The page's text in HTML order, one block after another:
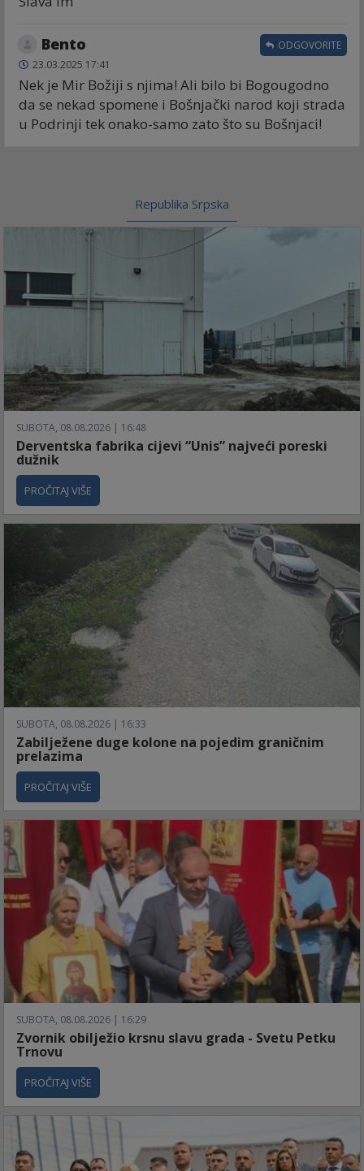
Bento
23.03.2025 17:41
Nek je Mir Božiji s njima! Ali bilo bi Bogougodno
da se nekad spomene i Bošnjački narod koji strada
u Podrinji tek onako-samo zato što su Bošnjaci!
ODGOVORITE
Republika Srpska
SUBOTA, 08.08.2026 | 16:48
Derventska fabrika cijevi “Unis” najveći poreski
dužnik
PROČITAJ VIŠE
SUBOTA, 08.08.2026 | 16:33
Zabilježene duge kolone na pojedim graničnim
prelazima
PROČITAJ VIŠE
SUBOTA, 08.08.2026 | 16:29
Zvornik obilježio krsnu slavu grada - Svetu Petku
Trnovu
PROČITAJ VIŠE